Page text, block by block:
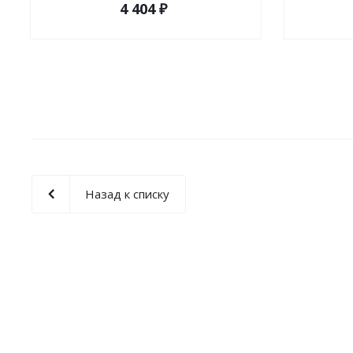
4 404 ₽
Назад к списку